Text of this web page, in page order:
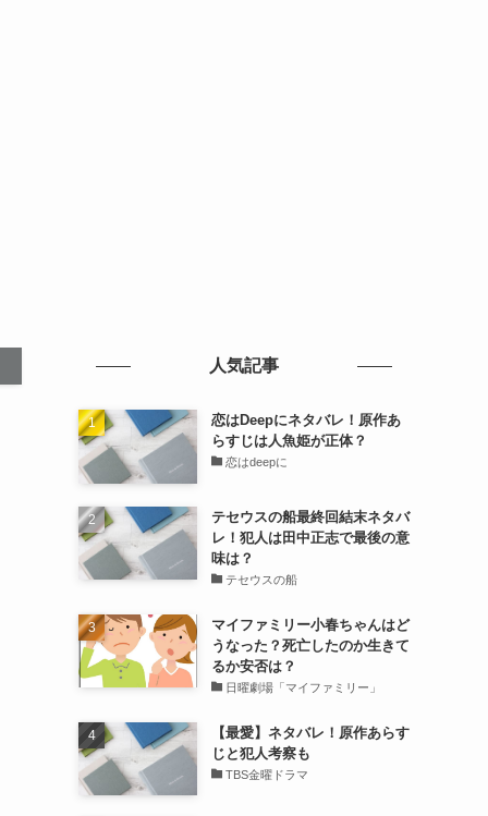
人気記事
恋はDeepにネタバレ！原作あ
らすじは人魚姫が正体？
恋はdeepに
テセウスの船最終回結末ネタバ
レ！犯人は田中正志で最後の意
味は？
テセウスの船
マイファミリー小春ちゃんはど
うなった？死亡したのか生きて
るか安否は？
日曜劇場「マイファミリー」
【最愛】ネタバレ！原作あらす
じと犯人考察も
TBS金曜ドラマ